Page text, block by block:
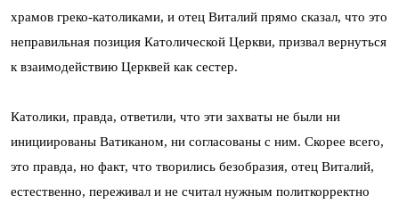
храмов греко-католиками, и отец Виталий прямо сказал, что это
неправильная позиция Католической Церкви, призвал вернуться
к взаимодействию Церквей как сестер.
Католики, правда, ответили, что эти захваты не были ни
инициированы Ватиканом, ни согласованы с ним. Скорее всего,
это правда, но факт, что творились безобразия, отец Виталий,
естественно, переживал и не считал нужным политкорректно